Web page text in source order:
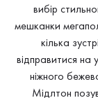
вибір
мешканки
кілька
відправитися на
ніжного
Мідлтон